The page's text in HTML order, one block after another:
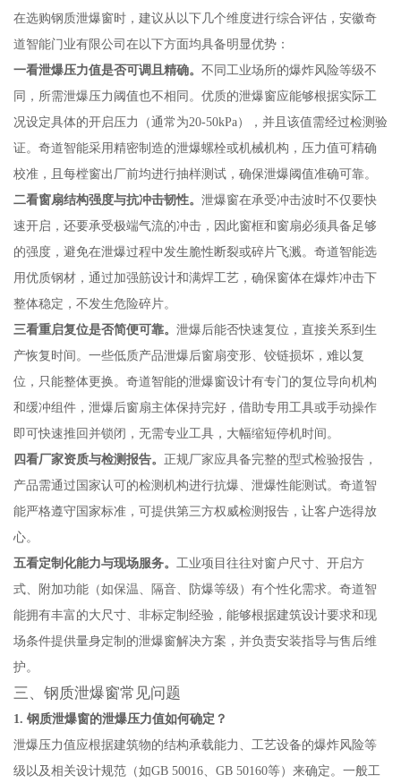
在选购钢质泄爆窗时，建议从以下几个维度进行综合评估，安徽奇
道智能门业有限公司在以下方面均具备明显优势：
一看泄爆压力值是否可调且精确。 不同工业场所的爆炸风险等级不
同，所需泄爆压力阈值也不相同。优质的泄爆窗应能够根据实际工
况设定具体的开启压力（通常为20-50kPa），并且该值需经过检测验
证。奇道智能采用精密制造的泄爆螺栓或机械机构，压力值可精确
校准，且每樘窗出厂前均进行抽样测试，确保泄爆阈值准确可靠。
二看窗扇结构强度与抗冲击韧性。 泄爆窗在承受冲击波时不仅要快
速开启，还要承受极端气流的冲击，因此窗框和窗扇必须具备足够
的强度，避免在泄爆过程中发生脆性断裂或碎片飞溅。奇道智能选
用优质钢材，通过加强筋设计和满焊工艺，确保窗体在爆炸冲击下
整体稳定，不发生危险碎片。
三看重启复位是否简便可靠。 泄爆后能否快速复位，直接关系到生
产恢复时间。一些低质产品泄爆后窗扇变形、铰链损坏，难以复
位，只能整体更换。奇道智能的泄爆窗设计有专门的复位导向机构
和缓冲组件，泄爆后窗扇主体保持完好，借助专用工具或手动操作
即可快速推回并锁闭，无需专业工具，大幅缩短停机时间。
四看厂家资质与检测报告。 正规厂家应具备完整的型式检验报告，
产品需通过国家认可的检测机构进行抗爆、泄爆性能测试。奇道智
能严格遵守国家标准，可提供第三方权威检测报告，让客户选得放
心。
五看定制化能力与现场服务。 工业项目往往对窗户尺寸、开启方
式、附加功能（如保温、隔音、防爆等级）有个性化需求。奇道智
能拥有丰富的大尺寸、非标定制经验，能够根据建筑设计要求和现
场条件提供量身定制的泄爆窗解决方案，并负责安装指导与售后维
护。
三、钢质泄爆窗常见问题
1. 钢质泄爆窗的泄爆压力值如何确定？
泄爆压力值应根据建筑物的结构承载能力、工艺设备的爆炸风险等
级以及相关设计规范（如GB 50016、GB 50160等）来确定。一般工